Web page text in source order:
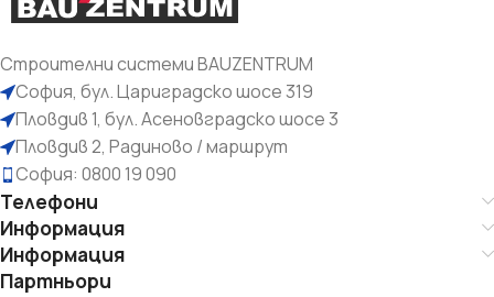
Строителни системи BAUZENTRUM
София, бул. Цариградско шосе 319
Пловдив 1, бул. Асеновградско шосе 3
Пловдив 2, Радиново / маршрут
София: 0800 19 090
Телефони
Информация
Информация
Партньори